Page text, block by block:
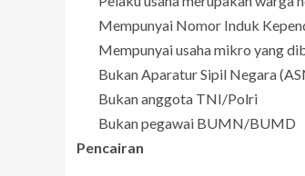
Mempunyai Nomor Induk
Mempunyai usaha mikro yang
Bukan Aparatur Sipil Negara
Bukan anggota TNI/Polri
Bukan pegawai BUMN/BUMD
Pencairan